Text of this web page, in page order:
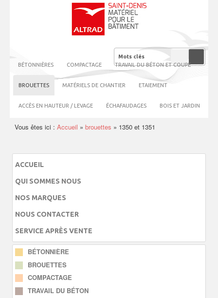
BÉTONNIÈRES COMPACTAGE TRAVAIL DU BÉTON ET COUPE
BROUETTES MATÉRIELS DE CHANTIER ETAIEMENT
ACCÈS EN HAUTEUR / LEVAGE ÉCHAFAUDAGES BOIS ET JARDIN
Vous êtes ici : Accueil » brouettes » 1350 et 1351
ACCUEIL
QUI SOMMES NOUS
NOS MARQUES
NOUS CONTACTER
SERVICE APRÈS VENTE
BÉTONNIÈRE
BROUETTES
COMPACTAGE
TRAVAIL DU BÉTON